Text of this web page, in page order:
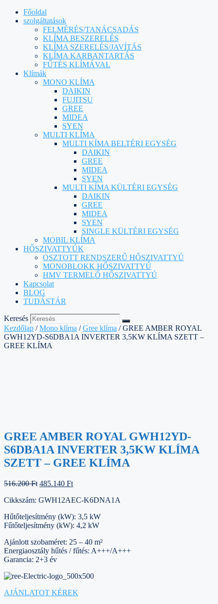
Főoldal
szolgáltatások
FELMÉRÉS/TANÁCSADÁS
KLÍMA BESZERELÉS
KLÍMA SZERELÉS/JAVÍTÁS
KLÍMA KARBANTARTÁS
FŰTÉS KLÍMÁVAL
Klímák
MONO KLÍMA
DAIKIN
FUJITSU
GREE
MIDEA
SYEN
MULTI KLÍMA
MULTI KÍMA BELTÉRI EGYSÉG
DAIKIN
GREE
MIDEA
SYEN
MULTI KÍMA KÜLTÉRI EGYSÉG
DAIKIN
GREE
MIDEA
SYEN
SINGLE KÜLTÉRI EGYSÉG
MOBIL KLÍMA
HŐSZIVATTYÚK
OSZTOTT RENDSZERŰ HŐSZIVATTYÚ
MONOBLOKK HŐSZIVATTYÚ
HMV TERMELŐ HŐSZIVATTYÚ
Kapcsolat
BLOG
TUDÁSTÁR
Keresés
Kezdőlap /Mono klíma /Gree klíma / GREE AMBER ROYAL
GWH12YD-S6DBA1A INVERTER 3,5KW KLÍMA SZETT –
GREE KLÍMA
GREE AMBER ROYAL GWH12YD-
S6DBA1A INVERTER 3,5KW KLÍMA
SZETT – GREE KLÍMA
516.200Ft Original
was:
485.140 FtCurrent
is:
Cikkszám: GWH12AEC-K6DNA1A
Hűtőteljesítmény (kW): 3,5 kW
Fűtőteljesítmény (kW): 4,2 kW
Ajánlott szobaméret: 25 – 40 m²
Energiaosztály hűtés / fűtés: A+++/A+++
Garancia: 2+3 év
AJÁNLATOT KÉREK